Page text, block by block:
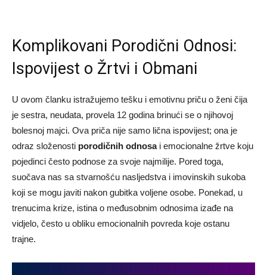
Komplikovani Porodični Odnosi:
Ispovijest o Žrtvi i Obmani
U ovom članku istražujemo tešku i emotivnu priču o ženi čija
je sestra, neudata, provela 12 godina brinući se o njihovoj
bolesnoj majci. Ova priča nije samo lična ispovijest; ona je
odraz složenosti porodičnih odnosai emocionalne žrtve koju
pojedinci često podnose za svoje najmilije. Pored toga,
suočava nas sa stvarnošću nasljedstva i imovinskih sukoba
koji se mogu javiti nakon gubitka voljene osobe. Ponekad, u
trenucima krize, istina o međusobnim odnosima izađe na
vidjelo, često u obliku emocionalnih povreda koje ostanu
trajne.